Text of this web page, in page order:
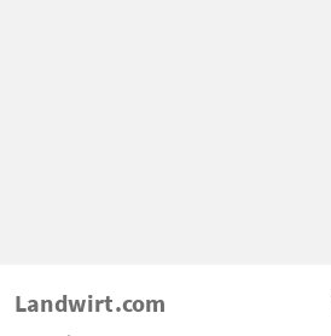
Landwirt.com